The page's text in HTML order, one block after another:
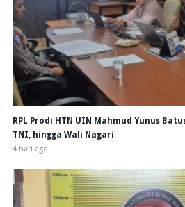
RPL Prodi HTN UIN Mahmud Yunus
TNI, hingga Wali Nagari
4 hari ago